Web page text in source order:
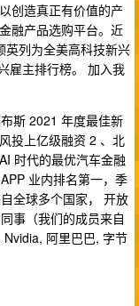
创造真正有价值的产
融产品选购平台。近
英列为全美高科技新兴
雇主排行榜。 加入我
斯 2021 年度最佳新
投上亿级融资 2 、北
时代的最优汽车金融
业内排名第一，季
全球多个国家， 开放
事（我们的成员来自
阿里巴巴, 字节